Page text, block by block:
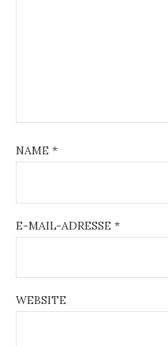
NAME *
E-MAIL-ADRESSE *
WEBSITE